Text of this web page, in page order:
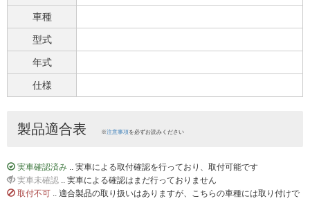
車種
型式
年式
仕様
製品適合表 ※注意事項を必ずお読みください
実車確認済み .. 実車による取付確認を行っており、取付可能です
実車未確認 .. 実車による確認はまだ行っておりません
取付不可 .. 適合製品の取り扱いはありますが、こちらの車種には取り付けで